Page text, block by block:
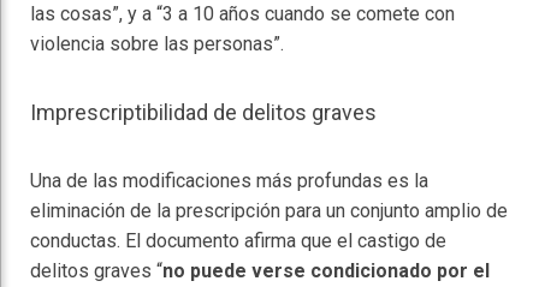
las cosas”, y a “3 a 10 años cuando se comete con
violencia sobre las personas”.
Imprescriptibilidad de delitos graves
Una de las modificaciones más profundas es la
eliminación de la prescripción para un conjunto amplio de
conductas. El documento afirma que el castigo de
delitos graves “no puede verse condicionado por el